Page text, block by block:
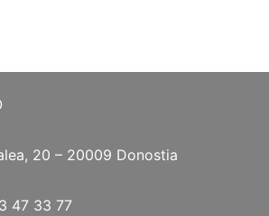
20 – 20009 Donostia
47 33 77